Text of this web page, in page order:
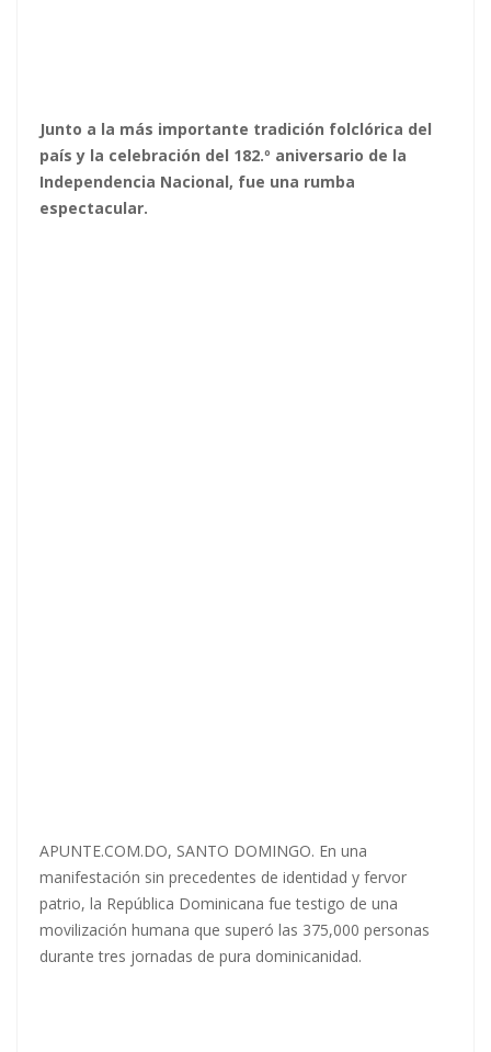
Junto a la más importante tradición folclórica del
país y la celebración del 182.º aniversario de la
Independencia Nacional, fue una rumba
espectacular.
APUNTE.COM.DO, SANTO DOMINGO. En una
manifestación sin precedentes de identidad y fervor
patrio, la República Dominicana fue testigo de una
movilización humana que superó las 375,000 personas
durante tres jornadas de pura dominicanidad.